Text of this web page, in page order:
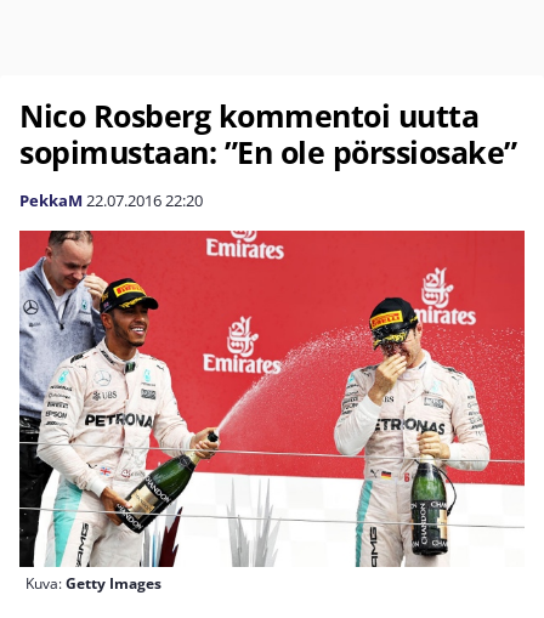
Nico Rosberg kommentoi uutta
sopimustaan: ”En ole pörssiosake”
PekkaM 22.07.201622:20
Kuva:Getty Images